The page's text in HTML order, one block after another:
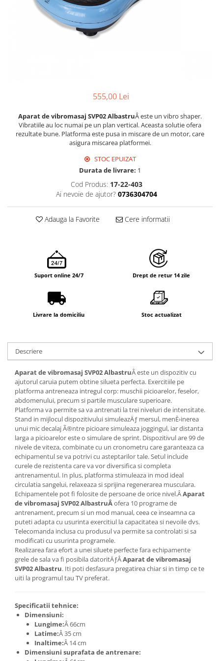
555,00 Lei
Aparat de vibromasaj SVP02 AlbastruÂ este un vibro shaper.
Vibratiile au loc numai pe un plan vertical. Aceasta solutie ofera
rezultate bune. Platforma este pusa in miscare de un motor, care
asigura miscarea platformei.
STOC EPUIZAT
Durata de livrare: 1
Cod Produs: 17-22-403
Ai nevoie de ajutor? 0736304704
Adauga la Favorite Cere informatii
Suport online 24/7 Drept de retur 14 zile
Livrare la domiciliu Stoc actualizat
Descriere
Aparat de vibromasaj SVP02 AlbastruÂ este un dispozitiv cu
ajutorul caruia putem obtine silueta perfecta. Exercitiile pe
platforma antreneaza intregul corp: muschii picioarelor, feselor,
abdomenului, precum si partile musculare superioare.
Platforma va permite sa va antrenati la trei niveluri de intensitate.
Stand in mijlocul dispozitivului simuleazÄƒ mersul, menÈ›inerea
unui mic decalaj Ã®ntre picioare simuleaza joggingul, iar distanta
larga a picioarelor este o simulare de sprint. Dispozitivul are 99 de
nivele de viteza, combinate cu un cronometru care garanteaza ca
echipamentul se va potrivi cu asteptarilor tale. Setul include
curele de rezistenta care va vor diversifica si completa
antrenamentul. In plus, platforma stimuleaza in mod ideal
circulatia sangelui, relaxeaza si sprijina regenerarea musculara.
Echipamentele pot fi folosite de persoane de orice nivel.ÂAparat
de vibromasaj SVP02 AlbastruÂofera 10 programe de
antrenament, precum si un mod manual, ceea ce inseamna ca
puteti adapta cu usurinta exercitiul la capacitatea si nevoile dvs.
Telecomanda inclusa cu produsul va permite sa controlati si sa
modificati cu usurinta programele.
Realizarea fara efort a unei siluete perfecte fara echipamente
grele de sala va fi posibila datoritÄƒÂAparat de vibromasaj
SVP02 Albastru. Iti poti desfasura pregatirea chiar si in timp ce te
uiti la programul tau TV preferat.
Specificatii tehnice:
Dimensiuni:
Lungime:Â 66cm
Latime:Â 35 cm
Inaltime:Â 14 cm
Dimensiuni suprafata de antrenare: